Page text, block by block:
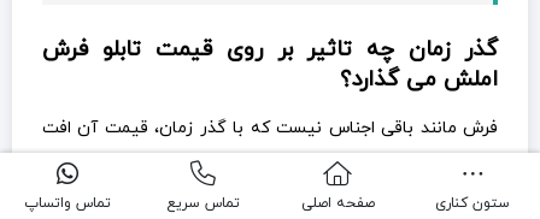
گذر زمان چه تاثیر بر روی قیمت تابلو فرش
املش می گذارد؟
فرش مانند باقی اجناس نیست که با گذر زمان، قیمت آن افت
پیدا کند. برعکس هر چه از قدمت یک فرش بگذرد ارزش آن
ستون کناری صفحه اصلی تماس سریع تماس واتساپ